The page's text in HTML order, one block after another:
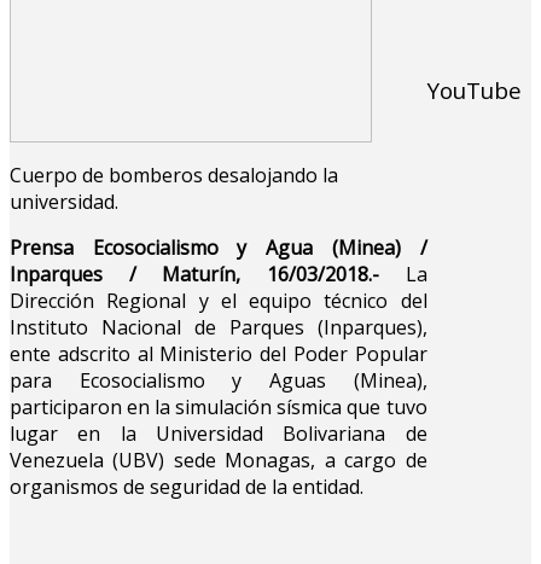
Cuerpo de bomberos desalojando la
universidad.
Prensa Ecosocialismo y Agua (Minea) /
Inparques / Maturín, 16/03/2018.-La
Dirección Regional y el equipo técnico del
Instituto Nacional de Parques (Inparques),
ente adscrito al Ministerio del Poder Popular
para Ecosocialismo y Aguas (Minea),
participaron en la simulación sísmica que tuvo
lugar en la Universidad Bolivariana de
Venezuela (UBV) sede Monagas, a cargo de
organismos de seguridad de la entidad.
YouTube